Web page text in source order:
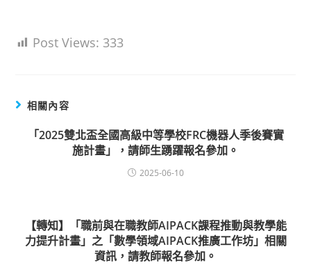
Post Views: 333
相關內容
「2025雙北盃全國高級中等學校FRC機器人季後賽實
施計畫」，請師生踴躍報名參加。
2025-06-10
【轉知】「職前與在職教師AIPACK課程推動與教學能
力提升計畫」之「數學領域AIPACK推廣工作坊」相關
資訊，請教師報名參加。